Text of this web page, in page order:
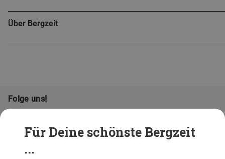
Für Deine schönste Bergzeit
...
Über Bergzeit
Folge uns!